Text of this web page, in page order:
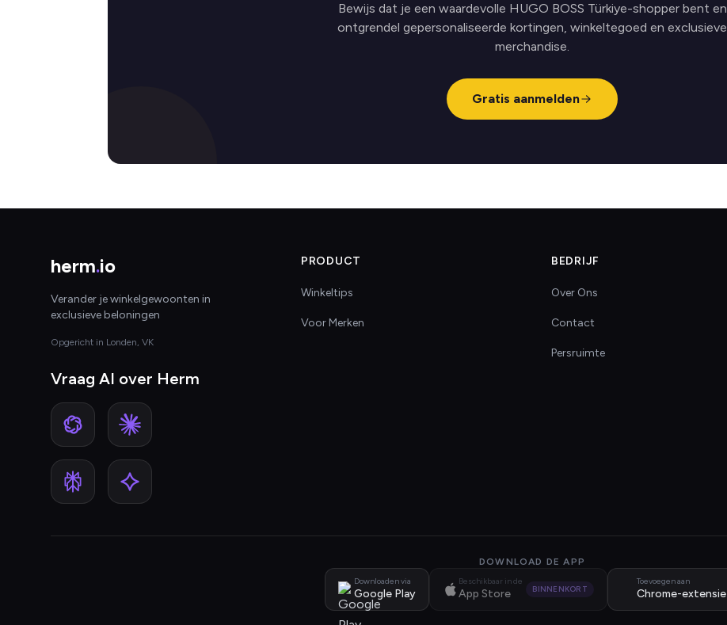
Bewijs dat je een waardevolle HUGO BOSS Türkiye-shopper bent en
ontgrendel gepersonaliseerde kortingen, winkeltegoed en exclusieve
merchandise.
Gratis aanmelden
herm.io
Verander je winkelgewoonten in
exclusieve beloningen
Opgericht in Londen, VK
Vraag AI over Herm
PRODUCT
Winkeltips
Voor Merken
BEDRIJF
Over Ons
Contact
Persruimte
DOWNLOAD DE APP
Downloaden via
Google Play
Beschikbaar in de
App Store BINNENKORT
Toevoegen aan
Chrome-extensie